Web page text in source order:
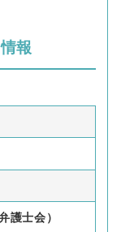
報
護士会）